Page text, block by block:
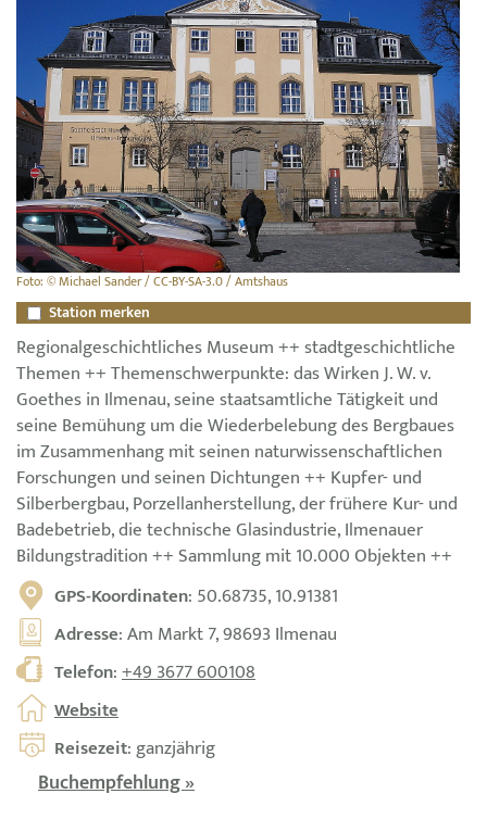
Foto: © Michael Sander / CC-BY-SA-3.0 / Amtshaus
Station merken
Regionalgeschichtliches Museum ++ stadtgeschichtliche
Themen ++ Themenschwerpunkte: das Wirken J. W. v.
Goethes in Ilmenau, seine staatsamtliche Tätigkeit und
seine Bemühung um die Wiederbelebung des Bergbaues
im Zusammenhang mit seinen naturwissenschaftlichen
Forschungen und seinen Dichtungen ++ Kupfer- und
Silberbergbau, Porzellanherstellung, der frühere Kur- und
Badebetrieb, die technische Glasindustrie, Ilmenauer
Bildungstradition ++ Sammlung mit 10.000 Objekten ++
GPS-Koordinaten: 50.68735, 10.91381
Adresse: Am Markt 7, 98693 Ilmenau
Telefon:+49 3677 600108
Website
Reisezeit: ganzjährig
Buchempfehlung »